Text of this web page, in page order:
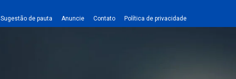
Sugestão de pauta Anuncie Contato Política de privacidade